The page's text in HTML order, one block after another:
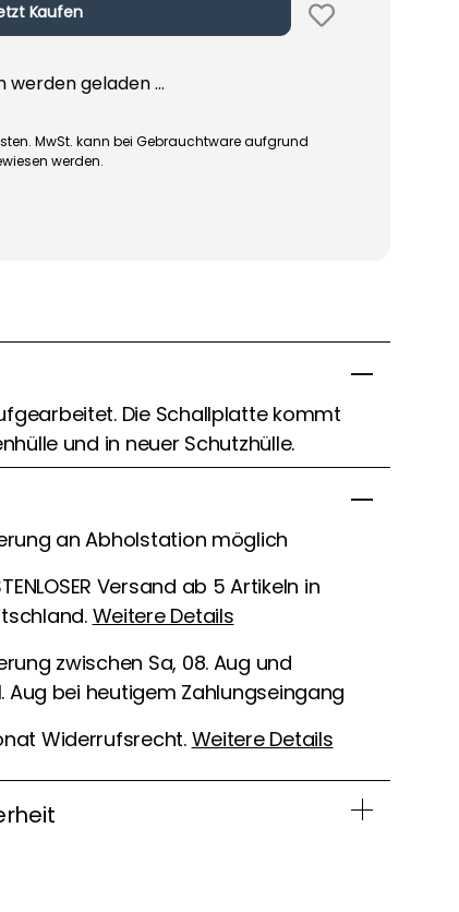
Kaufen
werden geladen ...
MwSt. kann bei Gebrauchtware aufgrund
werden.
Die Schallplatte kommt
und in neuer Schutzhülle.
an Abholstation möglich
Versand ab 5 Artikeln in
Weitere Details
zwischen Sa, 08. Aug und
Aug bei heutigem Zahlungseingang
Widerrufsrecht. Weitere Details